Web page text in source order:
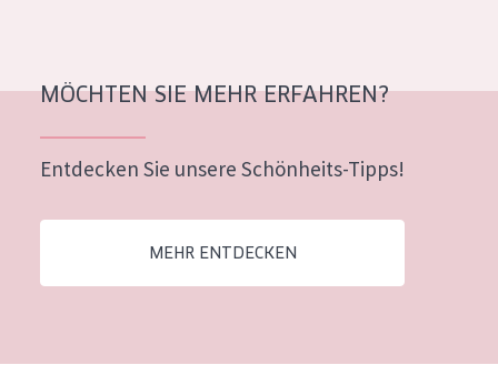
Mischhaut und fettige Haut
Reife Haut
Der Sonne ausgesetzte Haut
Jedes alter
Reife Haut
MÖCHTEN SIE MEHR ERFAHREN?
Entdecken Sie unsere Schönheits-Tipps!
MEHR ENTDECKEN